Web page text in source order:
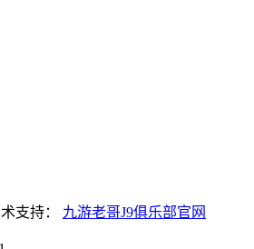
支持： 九游老哥J9俱乐部官网